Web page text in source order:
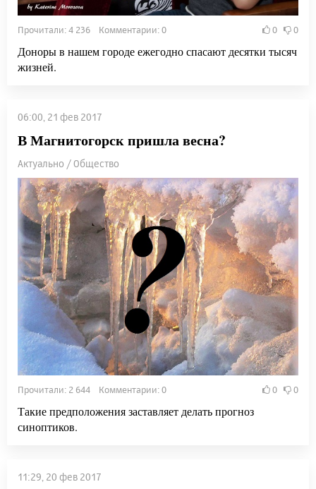
Прочитали: 4 236 Комментарии: 0 0 0
Доноры в нашем городе ежегодно спасают десятки тысяч
жизней.
06:00, 21 фев 2017
В Магнитогорск пришла весна?
Актуально / Общество
Прочитали: 2 644 Комментарии: 0 0 0
Такие предположения заставляет делать прогноз
синоптиков.
11:29, 20 фев 2017